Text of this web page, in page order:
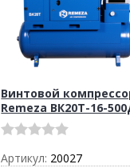
Винтовой
Remeza ВК20Т-16-
Артикул: 20027